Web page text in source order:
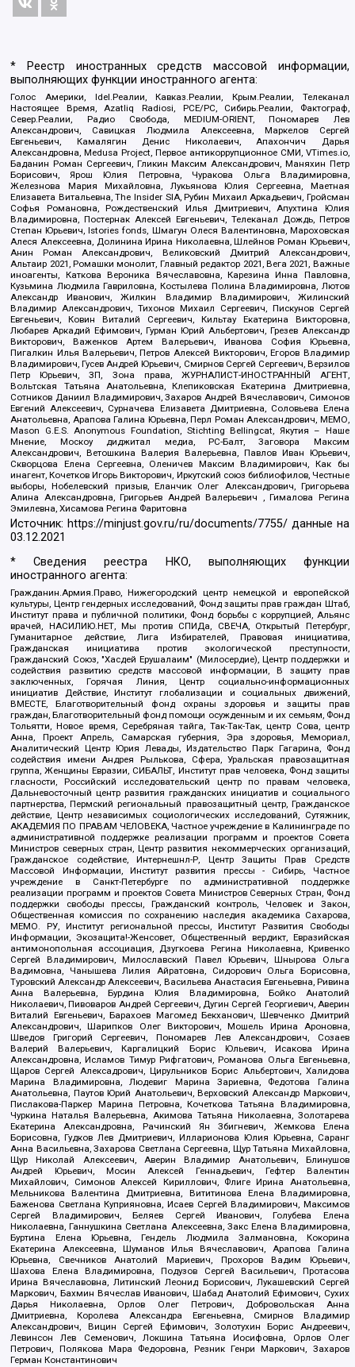
* Реестр иностранных средств массовой информации,
выполняющих функции иностранного агента:
Голос Америки, Idel.Реалии, Кавказ.Реалии, Крым.Реалии, Телеканал
Настоящее Время, Azatliq Radiosi, PCE/PC, Сибирь.Реалии, Фактограф,
Север.Реалии, Радио Свобода, MEDIUM-ORIENT, Пономарев Лев
Александрович, Савицкая Людмила Алексеевна, Маркелов Сергей
Евгеньевич, Камалягин Денис Николаевич, Апахончич Дарья
Александровна, Medusa Project, Первое антикоррупционное СМИ, VTimes.io,
Баданин Роман Сергеевич, Гликин Максим Александрович, Маняхин Петр
Борисович, Ярош Юлия Петровна, Чуракова Ольга Владимировна,
Железнова Мария Михайловна, Лукьянова Юлия Сергеевна, Маетная
Елизавета Витальевна, The Insider SIA, Рубин Михаил Аркадьевич, Гройсман
Софья Романовна, Рождественский Илья Дмитриевич, Апухтина Юлия
Владимировна, Постернак Алексей Евгеньевич, Телеканал Дождь, Петров
Степан Юрьевич, Istories fonds, Шмагун Олеся Валентиновна, Мароховская
Алеся Алексеевна, Долинина Ирина Николаевна, Шлейнов Роман Юрьевич,
Анин Роман Александрович, Великовский Дмитрий Александрович,
Альтаир 2021, Ромашки монолит, Главный редактор 2021, Вега 2021, Важные
иноагенты, Каткова Вероника Вячеславовна, Карезина Инна Павловна,
Кузьмина Людмила Гавриловна, Костылева Полина Владимировна, Лютов
Александр Иванович, Жилкин Владимир Владимирович, Жилинский
Владимир Александрович, Тихонов Михаил Сергеевич, Пискунов Сергей
Евгеньевич, Ковин Виталий Сергеевич, Кильтау Екатерина Викторовна,
Любарев Аркадий Ефимович, Гурман Юрий Альбертович, Грезев Александр
Викторович, Важенков Артем Валерьевич, Иванова София Юрьевна,
Пигалкин Илья Валерьевич, Петров Алексей Викторович, Егоров Владимир
Владимирович, Гусев Андрей Юрьевич, Смирнов Сергей Сергеевич, Верзилов
Петр Юрьевич, ЗП, Зона права, ЖУРНАЛИСТ-ИНОСТРАННЫЙ АГЕНТ,
Вольтская Татьяна Анатольевна, Клепиковская Екатерина Дмитриевна,
Сотников Даниил Владимирович, Захаров Андрей Вячеславович, Симонов
Евгений Алексеевич, Сурначева Елизавета Дмитриевна, Соловьева Елена
Анатольевна, Арапова Галина Юрьевна, Перл Роман Александрович, МЕМО,
Mason G.E.S. Anonymous Foundation, Stichting Bellingcat, Якутия – Наше
Мнение, Москоу диджитал медиа, РС-Балт, Заговора Максим
Александрович, Ветошкина Валерия Валерьевна, Павлов Иван Юрьевич,
Скворцова Елена Сергеевна, Оленичев Максим Владимирович, Как бы
инагент, Кочетков Игорь Викторович, Иркутский союз библиофилов, Честные
выборы, Нобелевский призыв, Еланчик Олег Александрович, Григорьева
Алина Александровна, Григорьев Андрей Валерьевич , Гималова Регина
Эмилевна, Хисамова Регина Фаритовна
Источник: https://minjust.gov.ru/ru/documents/7755/ данные на
03.12.2021
* Сведения реестра НКО, выполняющих функции
иностранного агента:
Гражданин.Армия.Право, Нижегородский центр немецкой и европейской
культуры, Центр гендерных исследований, Фонд защиты прав граждан Штаб,
Институт права и публичной политики, Фонд борьбы с коррупцией, Альянс
врачей, НАСИЛИЮ.НЕТ, Мы против СПИДа, СВЕЧА, Открытый Петербург,
Гуманитарное действие, Лига Избирателей, Правовая инициатива,
Гражданская инициатива против экологической преступности,
Гражданский Союз, "Хасдей Ерушалаим" (Милосердие), Центр поддержки и
содействия развитию средств массовой информации, В защиту прав
заключенных, Горячая Линия, Центр социально-информационных
инициатив Действие, Институт глобализации и социальных движений,
ВМЕСТЕ, Благотворительный фонд охраны здоровья и защиты прав
граждан, Благотворительный фонд помощи осужденным и их семьям, Фонд
Тольятти, Новое время, Серебряная тайга, Так-Так-Так, центр Сова, центр
Анна, Проект Апрель, Самарская губерния, Эра здоровья, Мемориал,
Аналитический Центр Юрия Левады, Издательство Парк Гагарина, Фонд
содействия имени Андрея Рылькова, Сфера, Уральская правозащитная
группа, Женщины Евразии, СИБАЛЬТ, Институт прав человека, Фонд защиты
гласности, Российский исследовательский центр по правам человека,
Дальневосточный центр развития гражданских инициатив и социального
партнерства, Пермский региональный правозащитный центр, Гражданское
действие, Центр независимых социологических исследований, Сутяжник,
АКАДЕМИЯ ПО ПРАВАМ ЧЕЛОВЕКА, Частное учреждение в Калининграде по
административной поддержке реализации программ и проектов Совета
Министров северных стран, Центр развития некоммерческих организаций,
Гражданское содействие, Интернешнл-Р, Центр Защиты Прав Средств
Массовой Информации, Институт развития прессы - Сибирь, Частное
учреждение в Санкт-Петербурге по административной поддержке
реализации программ и проектов Совета Министров Северных Стран, Фонд
поддержки свободы прессы, Гражданский контроль, Человек и Закон,
Общественная комиссия по сохранению наследия академика Сахарова,
МЕМО. РУ, Институт региональной прессы, Институт Развития Свободы
Информации, Экозащита!-Женсовет, Общественный вердикт, Евразийская
антимонопольная ассоциация, Дзугкоева Регина Николаевна, Кривенко
Сергей Владимирович, Милославский Павел Юрьевич, Шнырова Ольга
Вадимовна, Чанышева Лилия Айратовна, Сидорович Ольга Борисовна,
Туровский Александр Алексеевич, Васильева Анастасия Евгеньевна, Ривина
Анна Валерьевна, Бурдина Юлия Владимировна, Бойко Анатолий
Николаевич, Пивоваров Андрей Сергеевич, Дугин Сергей Георгиевич, Аверин
Виталий Евгеньевич, Барахоев Магомед Бекханович, Шевченко Дмитрий
Александрович, Шарипков Олег Викторович, Мошель Ирина Ароновна,
Шведов Григорий Сергеевич, Пономарев Лев Александрович, Созаев
Валерий Валерьевич, Каргалицкий Борис Юльевич, Исакова Ирина
Александровна, Исламов Тимур Рифгатович, Романова Ольга Евгеньевна,
Щаров Сергей Алексадрович, Цирульников Борис Альбертович, Халидова
Марина Владимировна, Людевиг Марина Зариевна, Федотова Галина
Анатольевна, Паутов Юрий Анатольевич, Верховский Александр Маркович,
Пислакова-Паркер Марина Петровна, Кочеткова Татьяна Владимировна,
Чуркина Наталья Валерьевна, Акимова Татьяна Николаевна, Золотарева
Екатерина Александровна, Рачинский Ян Збигневич, Жемкова Елена
Борисовна, Гудков Лев Дмитриевич, Илларионова Юлия Юрьевна, Саранг
Анна Васильевна, Захарова Светлана Сергеевна, Щур Татьяна Михайловна,
Щур Николай Алексеевич, Аверин Владимир Анатольевич, Блинушов
Андрей Юрьевич, Мосин Алексей Геннадьевич, Гефтер Валентин
Михайлович, Симонов Алексей Кириллович, Флиге Ирина Анатольевна,
Мельникова Валентина Дмитриевна, Вититинова Елена Владимировна,
Баженова Светлана Куприяновна, Исаев Сергей Владимирович, Максимов
Сергей Владимирович, Беляев Сергей Иванович, Голубева Елена
Николаевна, Ганнушкина Светлана Алексеевна, Закс Елена Владимировна,
Буртина Елена Юрьевна, Гендель Людмила Залмановна, Кокорина
Екатерина Алексеевна, Шуманов Илья Вячеславович, Арапова Галина
Юрьевна, Свечников Анатолий Мариевич, Прохоров Вадим Юрьевич,
Шахова Елена Владимировна, Подузов Сергей Васильевич, Протасова
Ирина Вячеславовна, Литинский Леонид Борисович, Лукашевский Сергей
Маркович, Бахмин Вячеслав Иванович, Шабад Анатолий Ефимович, Сухих
Дарья Николаевна, Орлов Олег Петрович, Добровольская Анна
Дмитриевна, Королева Александра Евгеньевна, Смирнов Владимир
Александрович, Вицин Сергей Ефимович, Золотухин Борис Андреевич,
Левинсон Лев Семенович, Локшина Татьяна Иосифовна, Орлов Олег
Петрович, Полякова Мара Федоровна, Резник Генри Маркович, Захаров
Герман Константинович